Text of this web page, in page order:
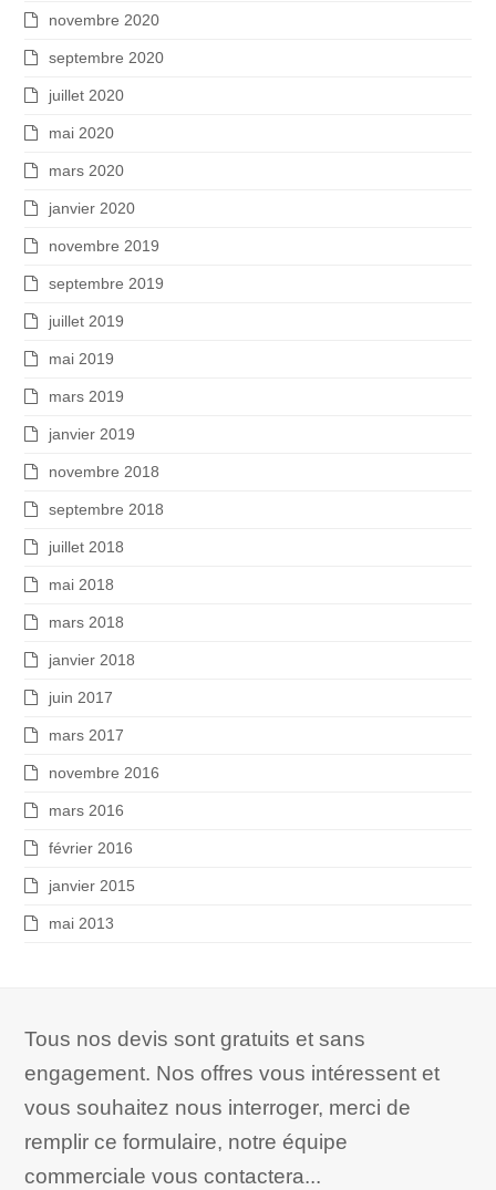
novembre 2020
septembre 2020
juillet 2020
mai 2020
mars 2020
janvier 2020
novembre 2019
septembre 2019
juillet 2019
mai 2019
mars 2019
janvier 2019
novembre 2018
septembre 2018
juillet 2018
mai 2018
mars 2018
janvier 2018
juin 2017
mars 2017
novembre 2016
mars 2016
février 2016
janvier 2015
mai 2013
Tous nos devis sont gratuits et sans
engagement. Nos offres vous intéressent et
vous souhaitez nous interroger, merci de
remplir ce formulaire, notre équipe
commerciale vous contactera...